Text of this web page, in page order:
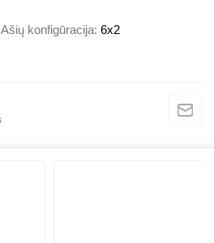
Ašių konfigūracija 6x2